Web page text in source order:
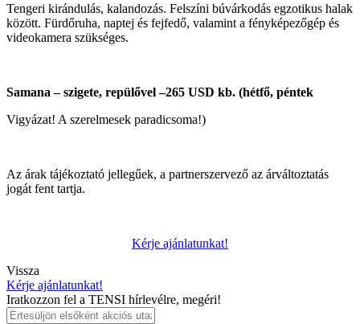
Tengeri kirándulás, kalandozás. Felszíni búvárkodás egzotikus halak
között. Fürdőruha, naptej és fejfedő, valamint a fényképezőgép és
videokamera szükséges.
Samana – szigete, repülővel –265 USD kb. (hétfő, péntek
Vigyázat! A szerelmesek paradicsoma!)
Az árak tájékoztató jellegűek, a partnerszervező az árváltoztatás
jogát fent tartja.
Kérje ajánlatunkat!
Vissza
Kérje ajánlatunkat!
Iratkozzon fel a TENSI hírlevélre, megéri!